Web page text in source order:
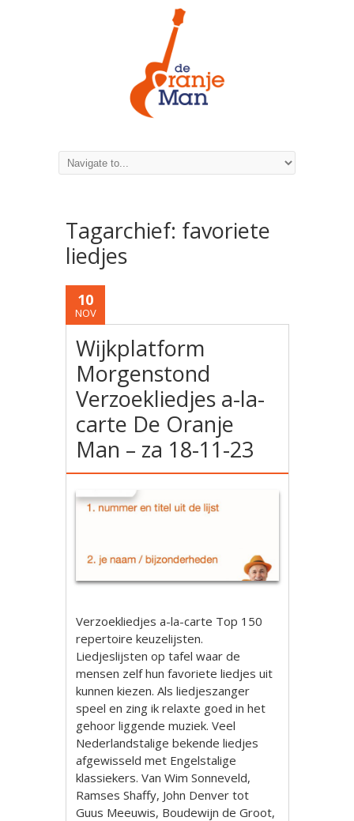
Tagarchief: favoriete
liedjes
10
NOV
Wijkplatform
Morgenstond
Verzoekliedjes a-la-
carte De Oranje
Man – za 18-11-23
Verzoekliedjes a-la-carte Top 150
repertoire keuzelijsten.
Liedjeslijsten op tafel waar de
mensen zelf hun favoriete liedjes uit
kunnen kiezen. Als liedjeszanger
speel en zing ik relaxte goed in het
gehoor liggende muziek. Veel
Nederlandstalige bekende liedjes
afgewisseld met Engelstalige
klassiekers. Van Wim Sonneveld,
Ramses Shaffy, John Denver tot
Guus Meeuwis, Boudewijn de Groot,